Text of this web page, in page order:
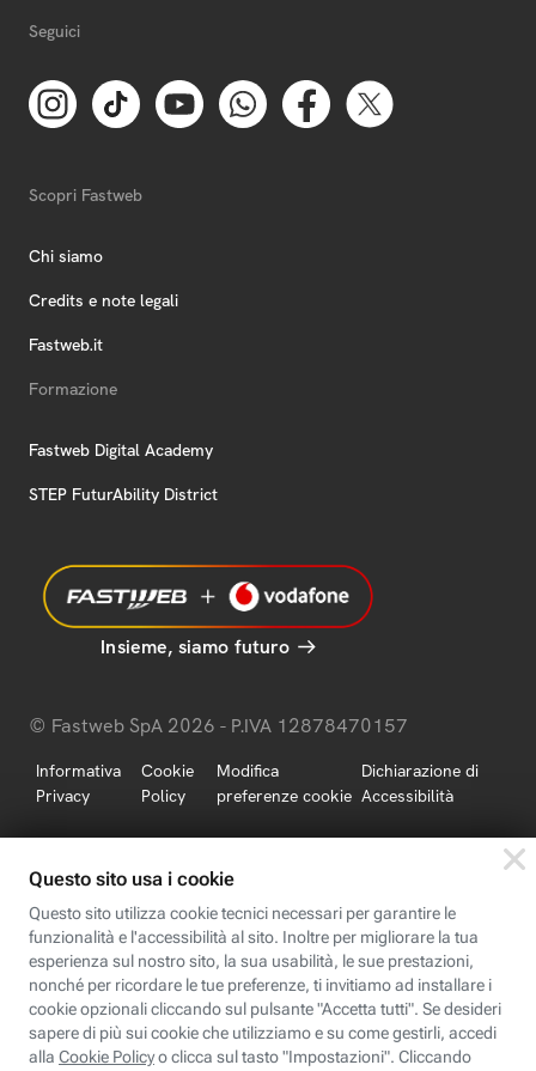
Seguici
Scopri Fastweb
Chi siamo
Credits e note legali
Fastweb.it
Formazione
Fastweb Digital Academy
STEP FuturAbility District
Insieme, siamo futuro
© Fastweb SpA 2026 - P.IVA 12878470157
Informativa
Privacy
Cookie
Policy
Modifica
preferenze cookie
Dichiarazione di
Accessibilità